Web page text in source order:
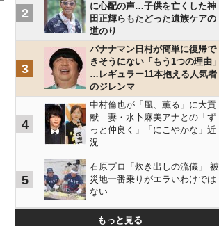
2
に心配の声…子供を亡くした神
田正輝らもたどった遺族ケアの
道のり
3
バナナマン日村が簡単に復帰で
きそうにない「もう1つの理由」
…レギュラー11本抱える人気者
のジレンマ
4
中村倫也が「風、薫る」に大貢
献…妻・水卜麻美アナとの「ず
っと仲良く」「にこやかな」近
況
5
石原プロ「炊き出しの流儀」 被
災地一番乗りがエラいわけでは
ない
もっと見る